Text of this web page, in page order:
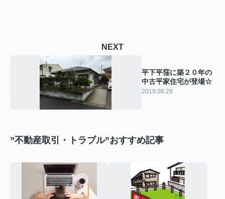
NEXT
平下平窪に築２０年の
中古平家住宅が登場☆
2019.08.29
”不動産取引・トラブル”おすすめ記事